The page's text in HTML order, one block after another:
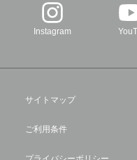
Instagram
サイトマップ
ご利用条件